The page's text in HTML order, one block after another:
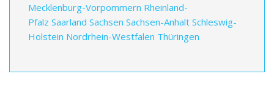
Mecklenburg-Vorpommern Rheinland-
Pfalz Saarland Sachsen Sachsen-Anhalt Schleswig-
Holstein Nordrhein-Westfalen Thüringen